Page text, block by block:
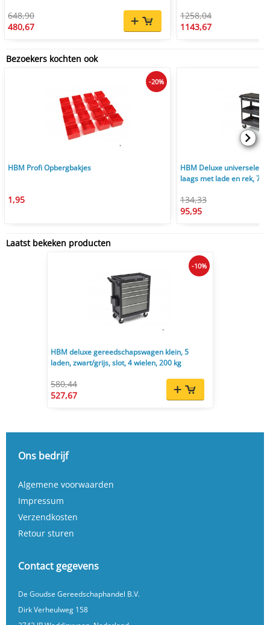
648,90
480,67
1258,04
1143,67
Bezoekers kochten ook
HBM Profi Opbergbakjes
1,95
-20%
HBM Deluxe universele
laags met lade en rek, 75
134,33
95,95
Laatst bekeken producten
HBM deluxe gereedschapswagen klein, 5
laden, zwart/grijs, slot, 4 wielen, 200 kg
580,44
527,67
-10%
Ons bedrijf
Algemene voorwaarden
Impressum
Verzendkosten
Retour sturen
Contact gegevens
De Goudse Gereedschaphandel B.V.
Dirk Verheulweg 158